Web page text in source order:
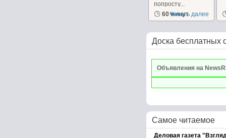
попросту...
60 минут
Читать далее
Доска бесплатных
Объявления на
Самое читаемое